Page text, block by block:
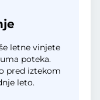
letne vinjete
poteka.
pred iztekom
leto.